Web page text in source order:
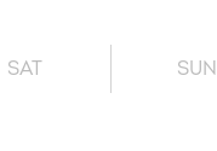
SAT SUN